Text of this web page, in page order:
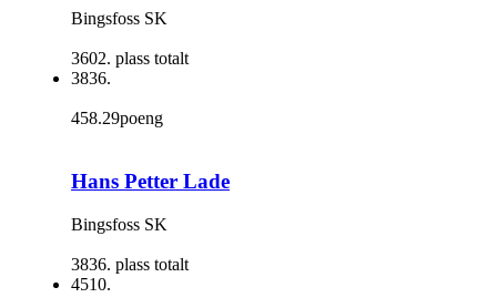
Bingsfoss SK
3602. plass totalt
3836.
458.29poeng
Hans Petter Lade
Bingsfoss SK
3836. plass totalt
4510.